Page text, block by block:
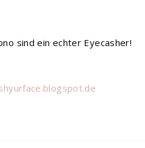
sind ein echter Eyecasher!